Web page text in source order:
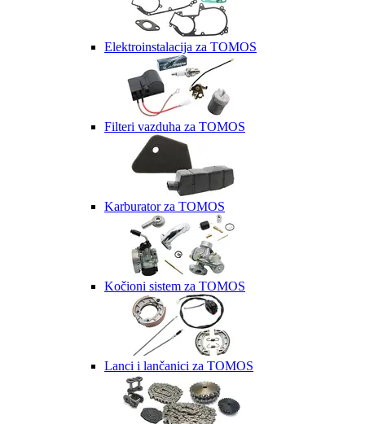
Elektroinstalacija za TOMOS
Filteri vazduha za TOMOS
Karburator za TOMOS
Kočioni sistem za TOMOS
Lanci i lančanici za TOMOS